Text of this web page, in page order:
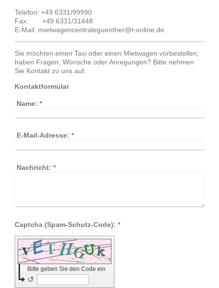
Telefon: +49 6331/99990
Fax: +49 6331/31448
E-Mail: mietwagencentraleguenther@t-online.de
Sie möchten einen Taxi oder einen Mietwagen vorbestellen,
haben Fragen, Wünsche oder Anregungen? Bitte nehmen
Sie Kontakt zu uns auf.
Kontaktformular
Name: *
E-Mail-Adresse: *
Nachricht: *
Captcha (Spam-Schutz-Code): *
Bitte geben Sie den Code ein
↺